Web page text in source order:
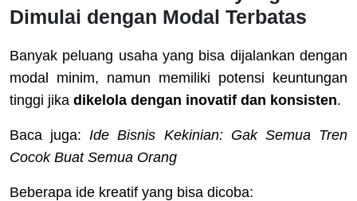
Dimulai dengan Modal Terbatas
Banyak peluang usaha yang bisa dijalankan dengan
modal minim, namun memiliki potensi keuntungan
tinggi jika dikelola dengan inovatif dan konsisten.
Baca juga:Ide Bisnis Kekinian: Gak Semua Tren
Cocok Buat Semua Orang
Beberapa ide kreatif yang bisa dicoba: